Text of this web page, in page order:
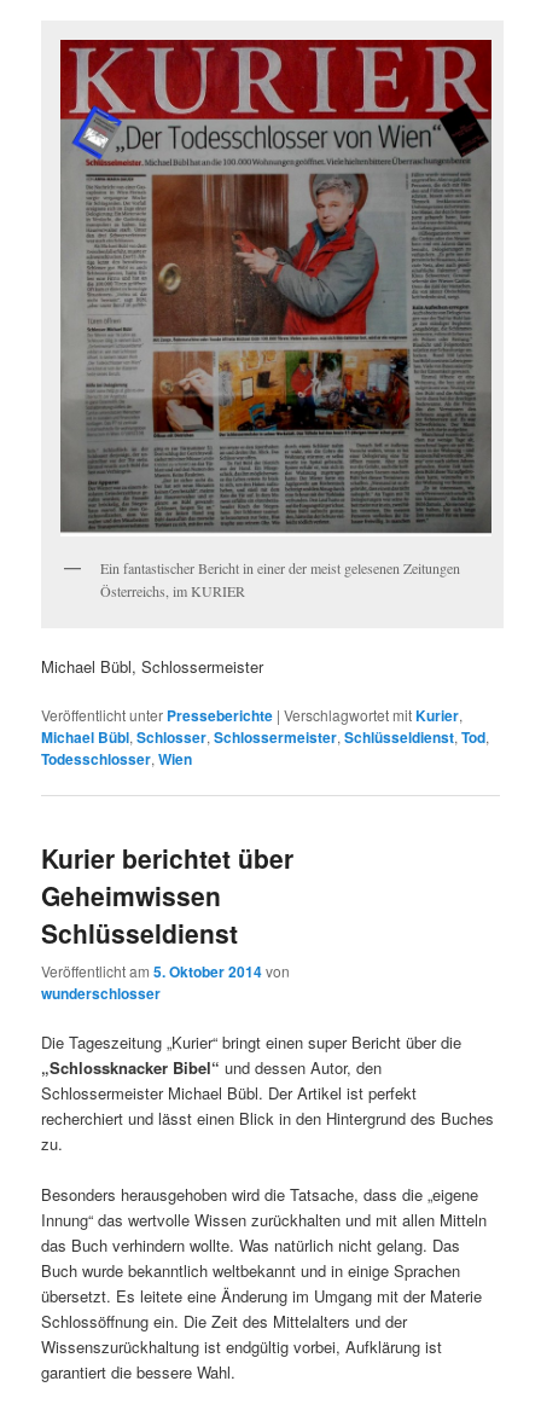
Ein fantastischer Bericht in einer der meist gelesenen Zeitungen
Österreichs, im KURIER
Michael Bübl, Schlossermeister
Veröffentlicht unter Presseberichte |Verschlagwortet mitKurier,
Michael Bübl,Schlosser,Schlossermeister,Schlüsseldienst,Tod,
Todesschlosser,Wien
Kurier berichtet über
Geheimwissen
Schlüsseldienst
Veröffentlicht am5. Oktober 2014von
wunderschlosser
Die Tageszeitung „Kurier“ bringt einen super Bericht über die
„Schlossknacker Bibel“und dessen Autor, den
Schlossermeister Michael Bübl. Der Artikel ist perfekt
recherchiert und lässt einen Blick in den Hintergrund des Buches
zu.
Besonders herausgehoben wird die Tatsache, dass die „eigene
Innung“ das wertvolle Wissen zurückhalten und mit allen Mitteln
das Buch verhindern wollte. Was natürlich nicht gelang. Das
Buch wurde bekanntlich weltbekannt und in einige Sprachen
übersetzt. Es leitete eine Änderung im Umgang mit der Materie
Schlossöffnung ein. Die Zeit des Mittelalters und der
Wissenszurückhaltung ist endgültig vorbei, Aufklärung ist
garantiert die bessere Wahl.